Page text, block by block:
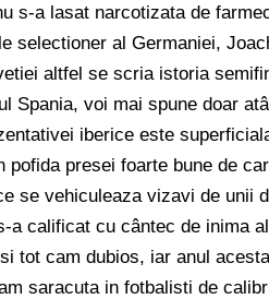
s-a lasat narcotizata de
selectioner al Germaniei,
altfel se scria istoria
Spania, voi mai spune doar
iberice este
pofida presei foarte bune de
se vehiculeaza vizavi de unii
a calificat cu cântec de inima
tot cam dubios, iar anul
saracuta in fotbalisti de